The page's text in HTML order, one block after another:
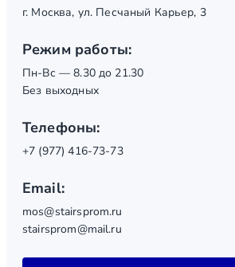
г. Москва, ул. Песчаный Карьер, 3
Режим работы:
Пн-Вс — 8.30 до 21.30
Без выходных
Телефоны:
+7 (977) 416-73-73
Email:
mos@stairsprom.ru
stairsprom@mail.ru